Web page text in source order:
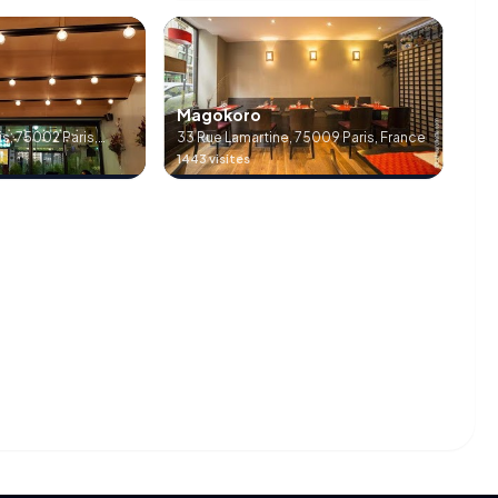
75002 Paris,
Magokoro
33 Rue Lamartine, 75009 Paris, France
1443 visites